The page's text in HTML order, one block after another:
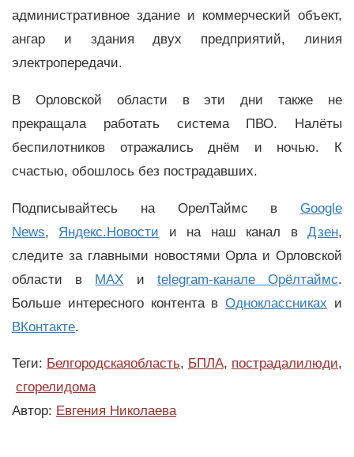
административное здание и коммерческий объект,
ангар и здания двух предприятий, линия
электропередачи.
В Орловской области в эти дни также не
прекращала работать система ПВО. Налёты
беспилотников отражались днём и ночью. К
счастью, обошлось без пострадавших.
Подписывайтесь на ОрелТаймс в Google
News, Яндекс.Новости и на наш канал вДзен,
следите за главными новостями Орла и Орловской
области в MAX и telegram-канале Орёлтаймс.
Больше интересного контента вОдноклассниках и
ВКонтакте.
Теги: Белгородскаяобласть, БПЛА, пострадалилюди,
сгорелидома
Автор: Евгения Николаева